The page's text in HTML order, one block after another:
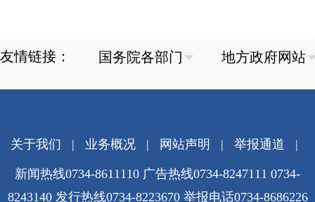
友情链接：
关于我们 | 业务概况| 网站声明 | 举报通道 |
新闻热线0734-8611110 广告热线0734-8247111 0734-
8243140 发行热线0734-8223670 举报电话0734-8686226